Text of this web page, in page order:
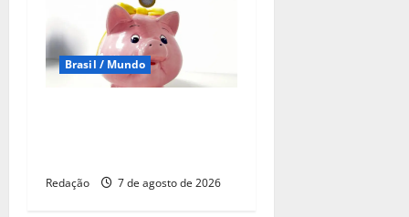
Brasil / Mundo
Redação 7 de agosto de 2026